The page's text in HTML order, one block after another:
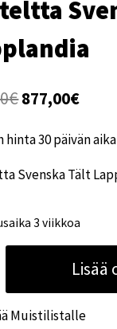
€Alkuperäinen
oli:
965,00€.
877,00€
on:
hinta 30 päivän
Svenska Tält
3 viikkoa
Lisää
Muistilistalle